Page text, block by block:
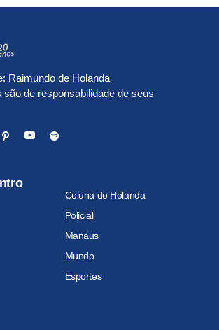
Raimundo de Holanda
de responsabilidade de seus
Coluna do Holanda
Policial
Manaus
Mundo
Esportes